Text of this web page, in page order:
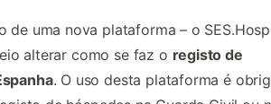
de uma nova plataforma – o
alterar como se faz o registo de
. O uso desta plataforma é